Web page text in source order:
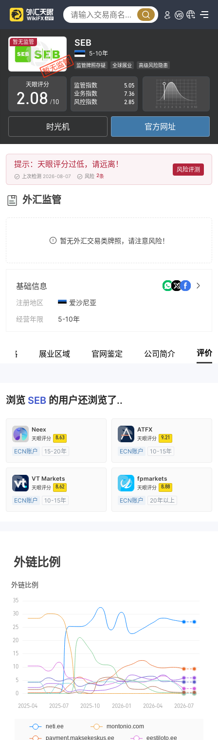
暂无监管 SEB
5-10年
监管牌照存疑 全球展业 高级风险隐患
天眼评分
0
1
2
3
4
5
6
7
8
.0
1
2
3
4
5
6
4
5
6
7
8
9
/10
监管指数
5.05
业务指数
7.36
风控指数
2.85
时光机 官方网址
提示：天眼评分过低，请远离！
上次检测 2026-08-07 风险 2条
风险评测
外汇监管
暂无外汇交易类牌照，请注意风险！
基础信息
注册地区
爱沙尼亚
经营年限
5-10年
策略 展业区域 官网鉴定 公司简介 评价
浏览 SEB 的用户还浏览了..
Neex
天眼评分 8.63
ECN账户
15-20年
主标MT4
ATFX
天眼评分 9.21
ECN账户
10-15年
主标MT4
VT Markets
天眼评分 8.62
ECN账户
10-15年
fpmarkets
天眼评分 8.88
ECN账户
20年以上
外链比例